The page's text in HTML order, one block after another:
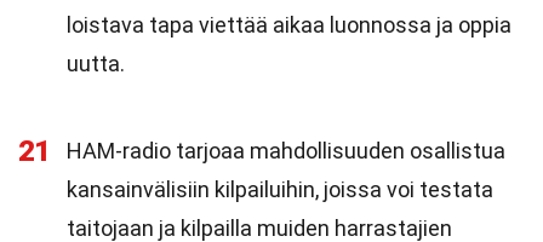
loistava tapa viettää aikaa luonnossa ja oppia
uutta.
21
HAM-radio tarjoaa mahdollisuuden osallistua
kansainvälisiin kilpailuihin, joissa voi testata
taitojaan ja kilpailla muiden harrastajien